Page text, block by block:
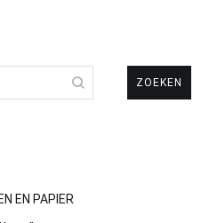
EN PAPIER